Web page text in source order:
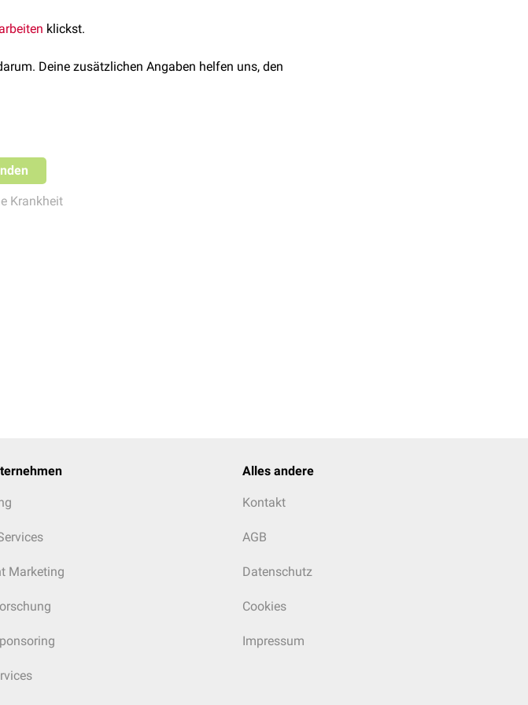
klickst.
Deine zusätzlichen Angaben helfen uns, den
Krankheit
Marketing
Alles andere
Kontakt
AGB
Datenschutz
Cookies
Impressum